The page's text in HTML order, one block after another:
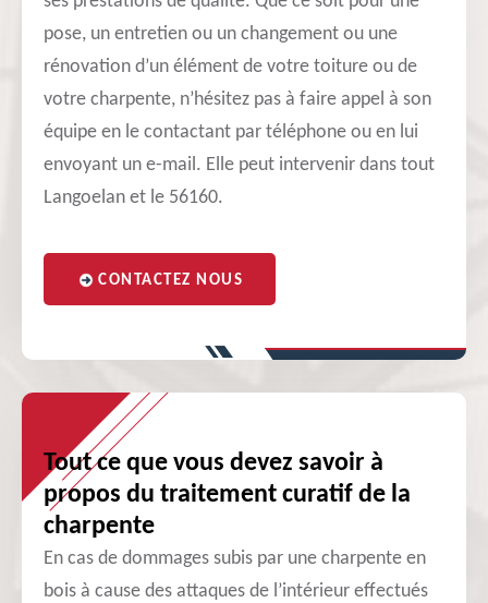
pose, un entretien ou un changement ou une
rénovation d’un élément de votre toiture ou de
votre charpente, n’hésitez pas à faire appel à son
équipe en le contactant par téléphone ou en lui
envoyant un e-mail. Elle peut intervenir dans tout
Langoelan et le 56160.
CONTACTEZ NOUS
Tout ce que vous devez savoir à
propos du traitement curatif de la
charpente
En cas de dommages subis par une charpente en
bois à cause des attaques de l’intérieur effectués